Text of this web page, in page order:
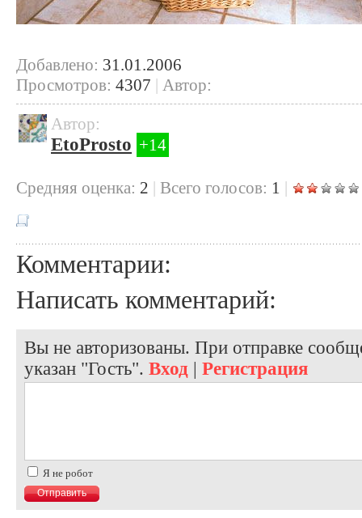
Добавлено: 31.01.2006
Просмотров: 4307 | Автор:
Автор:
EtoProsto +14
Cредняя оценка: 2 | Всего голосов: 1 |
Комментарии:
Написать комментарий:
Вы не авторизованы. При отправке
указан "Гость". Вход | Регистрация
Я не робот